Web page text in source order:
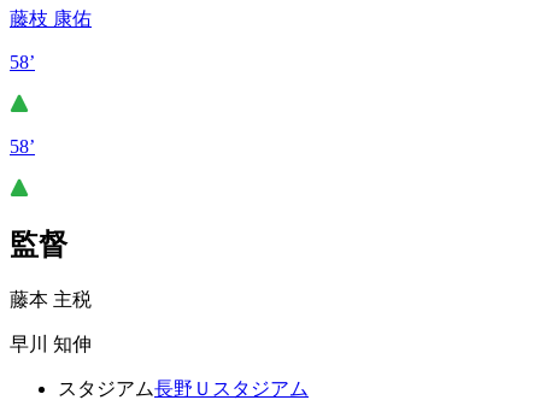
藤枝 康佑
58’
58’
監督
藤本 主税
早川 知伸
スタジアム長野Ｕスタジアム